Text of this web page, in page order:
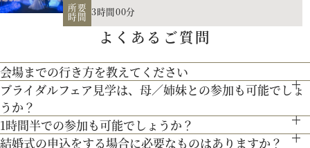
お二人の希望に合わせた挙式のスタイル（挙式のみ、披露
だきます。
人気のテーマやトレンドを取り入れたアイディアをご紹介。
【北海道フレンチ】北海道の契約生産者さん直送の食材を使
用。アーティストのライブやイベントでもケータリング実績を
持つ貴田岡シェフの試食をお楽しみください！
所要
時間 3時間00分
よくあるご質問
会場までの行き方を教えてください
●お車でお越しの方へ JR札幌駅から約15分 地下鉄西28丁
目から約3分
●交通機関をご利用の方へ 地下鉄東西線「西28丁目」駅下
ブライダルフェア見学は、母／姉妹との参加も可能でしょ
うか？
もちろん可能です。親御様やご家族との参加も歓迎しておりま
1時間半での参加も可能でしょうか？
通常、会場見学と試食で3時間程となります。時間内で必要な
結婚式の申込をする場合に必要なものはありますか？